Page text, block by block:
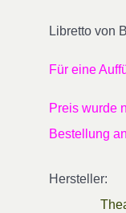
Libretto von
Für eine
Preis wurde
Bestellung
Hersteller: